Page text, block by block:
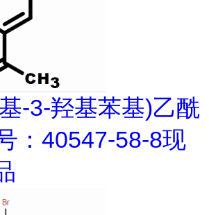
-3-羟基苯基)乙酰
：40547-58-8现